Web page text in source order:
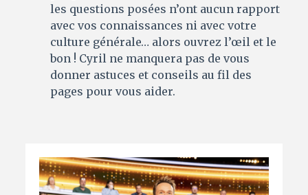
les questions posées n’ont aucun rapport
avec vos connaissances ni avec votre
culture générale… alors ouvrez l’œil et le
bon ! Cyril ne manquera pas de vous
donner astuces et conseils au fil des
pages pour vous aider.